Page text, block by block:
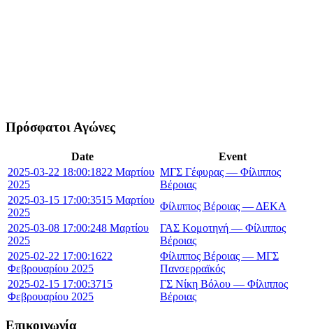
Πρόσφατοι Αγώνες
Date
Event
2025-03-22 18:00:1822 Μαρτίου
2025
ΜΓΣ Γέφυρας — Φίλιππος
Βέροιας
2025-03-15 17:00:3515 Μαρτίου
2025
Φίλιππος Βέροιας — ΔΕΚΑ
2025-03-08 17:00:248 Μαρτίου
2025
ΓΑΣ Κομοτηνή — Φίλιππος
Βέροιας
2025-02-22 17:00:1622
Φεβρουαρίου 2025
Φίλιππος Βέροιας — ΜΓΣ
Πανσερραϊκός
2025-02-15 17:00:3715
Φεβρουαρίου 2025
ΓΣ Νίκη Βόλου — Φίλιππος
Βέροιας
Επικοινωνία